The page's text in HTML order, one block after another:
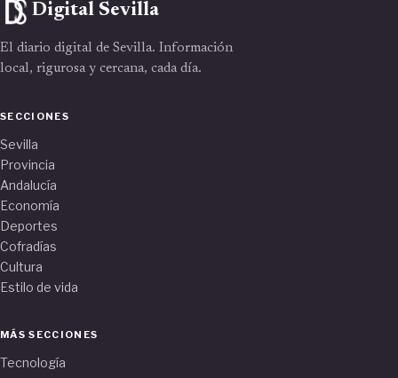
Digital Sevilla
El diario digital de Sevilla. Información
local, rigurosa y cercana, cada día.
SECCIONES
Sevilla
Provincia
Andalucía
Economía
Deportes
Cofradías
Cultura
Estilo de vida
MÁS SECCIONES
Tecnología